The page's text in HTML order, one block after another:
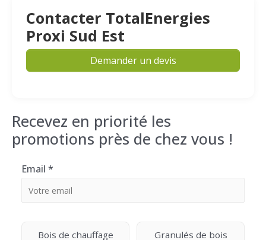
Contacter TotalEnergies
Proxi Sud Est
Demander un devis
Recevez en priorité les
promotions près de chez vous !
Email *
Bois de chauffage Granulés de bois